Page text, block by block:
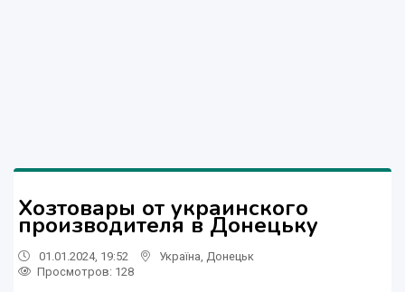
Хозтовары от украинского
производителя в Донецьку
01.01.2024, 19:52 Україна Донецьк
Просмотров: 128